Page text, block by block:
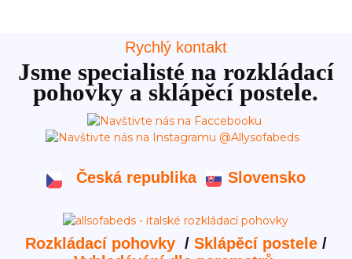
Rychlý kontakt
Jsme specialisté na rozkládací
pohovky a sklápěcí postele.
Česká republika Slovensko
Rozkládací pohovky / Sklápěcí postele/